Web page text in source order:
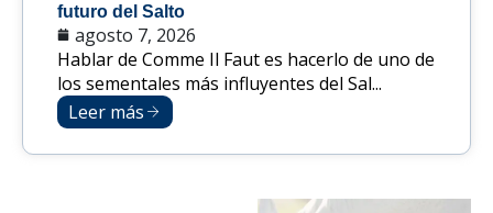
futuro del Salto
agosto 7, 2026
Hablar de Comme Il Faut es hacerlo de uno de
los sementales más influyentes del Sal...
Leer más